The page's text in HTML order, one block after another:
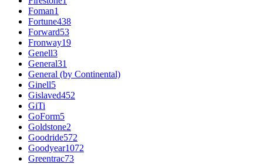
Foman1
Fortune438
Forward53
Fronway19
Genell3
General31
General (by Continental)
Ginell5
Gislaved452
GiTi
GoForm5
Goldstone2
Goodride572
Goodyear1072
Greentrac73